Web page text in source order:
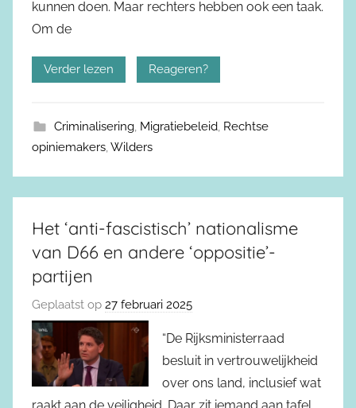
kunnen doen. Maar rechters hebben ook een taak.
Om de
Verder lezen Reageren?
Criminalisering, Migratiebeleid, Rechtse
opiniemakers,Wilders
Het ‘anti-fascistisch’ nationalisme
van D66 en andere ‘oppositie’-
partijen
Geplaatst op 27 februari 2025
“De Rijksministerraad
besluit in vertrouwelijkheid
over ons land, inclusief wat
raakt aan de veiligheid. Daar zit iemand aan tafel